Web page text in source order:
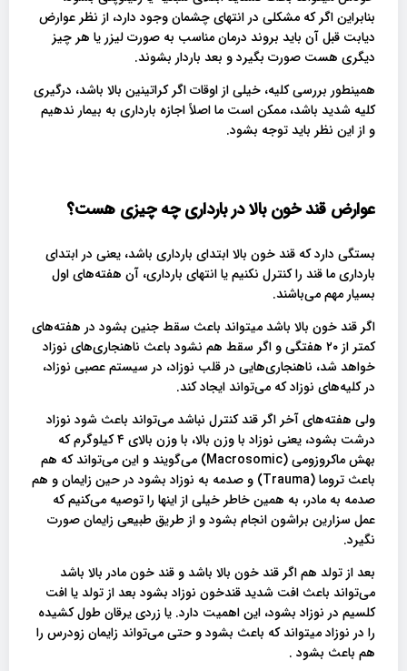
بنابراین اگر که مشکلی در انتهای چشمان وجود دارد، از نظر عوارض
دیابت قبل آن باید بروند درمان مناسب به صورت لیزر یا هر چیز
دیگری هست صورت بگیرد و بعد باردار بشوند.
همینطور بررسی کلیه، خیلی از اوقات اگر کراتینین بالا باشد، درگیری
کلیه شدید باشد، ممکن است ما اصلاً اجازه بارداری به بیمار ندهیم
و از این نظر باید توجه بشود.
عوارض قند خون بالا در بارداری چه چیزی هست؟
بستگی دارد که قند خون بالا ابتدای بارداری باشد، یعنی در ابتدای
بارداری ما قند را کنترل نکنیم یا انتهای بارداری، آن هفته‌های اول
بسیار مهم می‌باشند.
اگر قند خون بالا باشد میتواند باعث سقط جنین بشود در هفته‌های
کمتر از ۲۰ هفتگی و اگر سقط هم نشود باعث ناهنجاری‌های نوزاد
خواهد شد، ناهنجاری‌هایی در قلب نوزاد، در سیستم عصبی نوزاد،
در کلیه‌های نوزاد که می‌تواند ایجاد کند.
ولی هفته‌های آخر اگر قند کنترل نباشد می‌تواند باعث شود نوزاد
درشت بشود، یعنی نوزاد با وزن بالا، با وزن بالای ۴ کیلوگرم که
بهش ماکروزومی (Macrosomic) می‌گویند و این می‌تواند که هم
باعث تروما (Trauma) و صدمه به نوزاد بشود در حین زایمان و هم
صدمه به مادر، به همین خاطر خیلی از اینها را توصیه می‌کنیم که
عمل سزارین براشون انجام بشود و از طریق طبیعی زایمان صورت
نگیرد.
بعد از تولد هم اگر قند خون بالا باشد و قند خون مادر بالا باشد
می‌تواند باعث افت شدید قندخون نوزاد بشود بعد از تولد یا افت
کلسیم در نوزاد بشود، این اهمیت دارد. یا زردی یرقان طول کشیده
را در نوزاد میتواند که باعث بشود و حتی می‌تواند زایمان زودرس را
هم باعث بشود .